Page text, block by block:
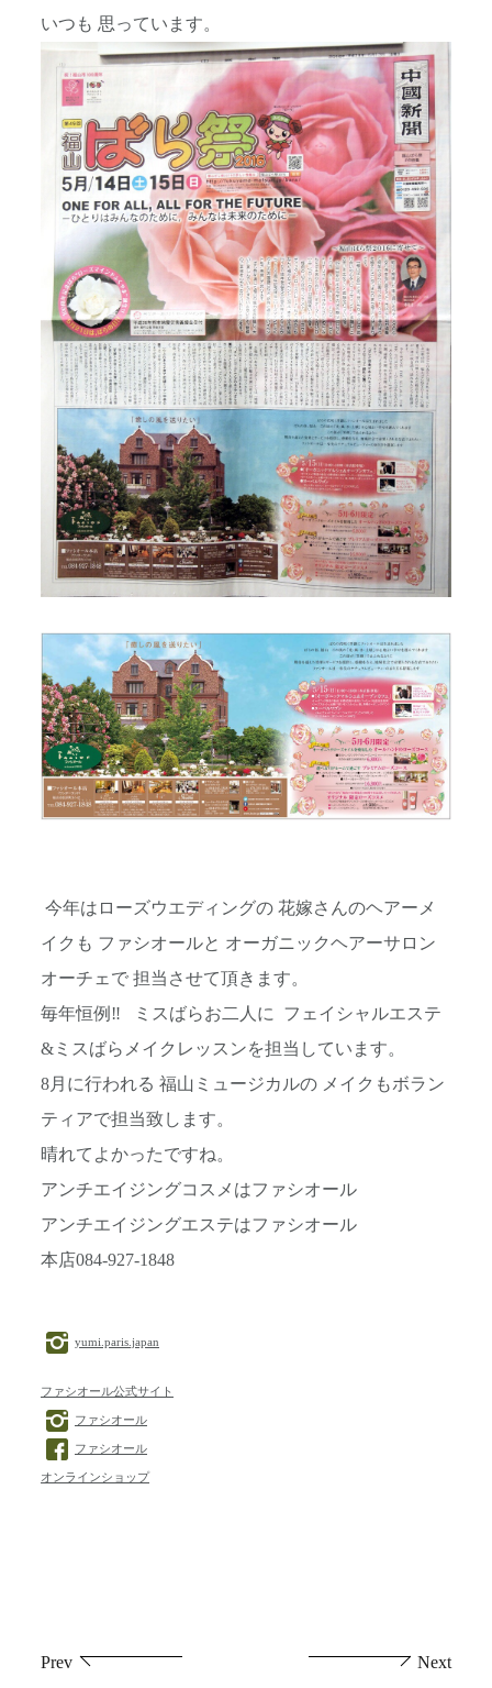
いつも 思っています。
今年はローズウエディングの 花嫁さんのヘアーメ
イクも ファシオールと オーガニックヘアーサロン
オーチェで 担当させて頂きます。
毎年恒例‼︎ ミスばらお二人に フェイシャルエステ
&ミスばらメイクレッスンを担当しています。
8月に行われる 福山ミュージカルの メイクもボラン
ティアで担当致します。
晴れてよかったですね。
アンチエイジングコスメはファシオール
アンチエイジングエステはファシオール
本店084-927-1848
yumi.paris.japan
ファシオール公式サイト
ファシオール
ファシオール
オンラインショップ
Prev Next